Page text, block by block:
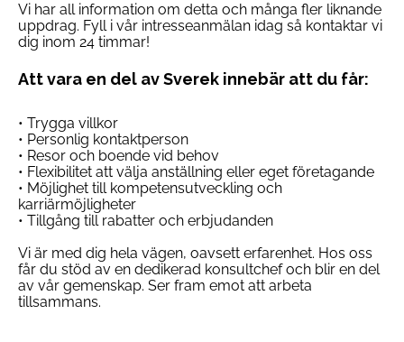
Vi har all information om detta och många fler liknande
uppdrag. Fyll i vår intresseanmälan idag så kontaktar vi
dig inom 24 timmar!
Att vara en del av Sverek innebär att du får:
• Trygga villkor
• Personlig kontaktperson
• Resor och boende vid behov
• Flexibilitet att välja anställning eller eget företagande
• Möjlighet till kompetensutveckling och
karriärmöjligheter
• Tillgång till rabatter och erbjudanden
Vi är med dig hela vägen, oavsett erfarenhet. Hos oss
får du stöd av en dedikerad konsultchef och blir en del
av vår gemenskap. Ser fram emot att arbeta
tillsammans.